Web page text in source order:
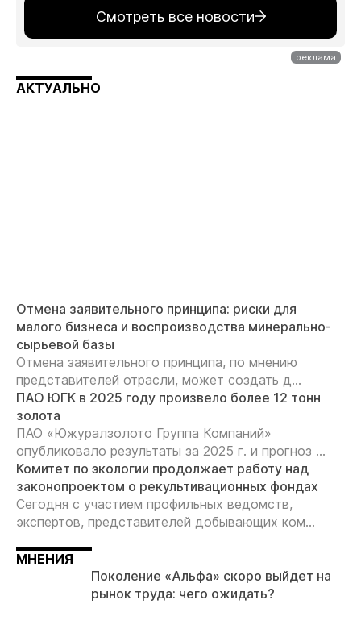
Смотреть все новости
АКТУАЛЬНО
Отмена заявительного принципа: риски для
малого бизнеса и воспроизводства минерально-
сырьевой базы
Отмена заявительного принципа, по мнению
представителей отрасли, может создать д...
ПАО ЮГК в 2025 году произвело более 12 тонн
золота
ПАО «Южуралзолото Группа Компаний»
опубликовало результаты за 2025 г. и прогноз ...
Комитет по экологии продолжает работу над
законопроектом о рекультивационных фондах
Сегодня с участием профильных ведомств,
экспертов, представителей добывающих ком...
МНЕНИЯ
Поколение «Альфа» скоро выйдет на
рынок труда: чего ожидать?